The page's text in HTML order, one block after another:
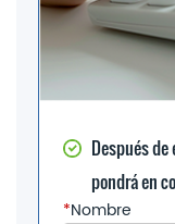
Después
pondrá en
*Nombre